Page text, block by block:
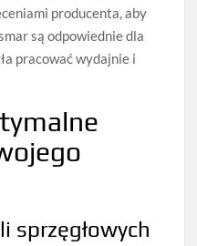
producenta, aby
są odpowiednie dla
pracować wydajnie i
sprzęgłowych